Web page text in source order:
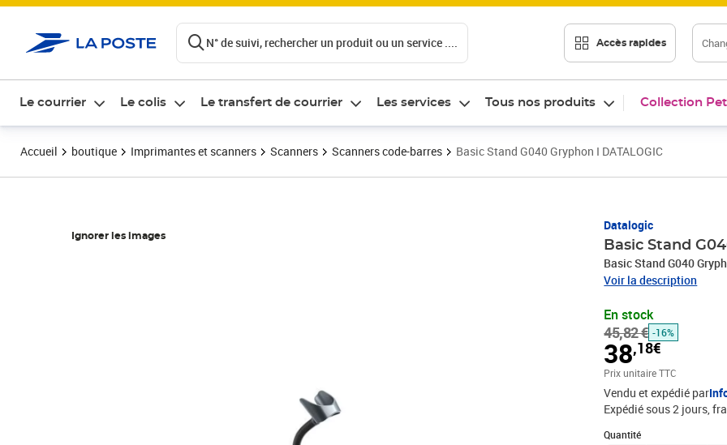
N° de suivi, rechercher un produit ou un service .... Accès rapides
Le courrier Le colis Le transfert de courrier Les services Tous nos produits Collection
Accueil boutique Imprimantes et scanners Scanners Scanners code-barres Basic Stand G040 Gryphon I DATALOGIC
Ignorer les images
Datalogic
Basic Stand
Basic Stand G040
Voir la description
En stock
45,82 €
Prix barré 45,82 €
-16%
38,18€
Prix 38,18€
Prix unitaire TTC
Vendu et expédié par
Expédié sous 2 jours,
Quantité
Quantité : 1